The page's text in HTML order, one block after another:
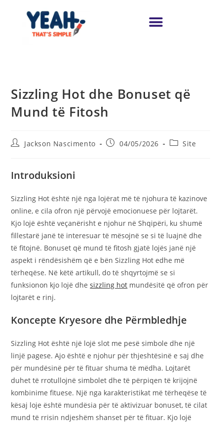
Sizzling Hot dhe Bonuset që
Mund të Fitosh
Jackson Nascimento 04/05/2026 Site
Introduksioni
Sizzling Hot është një nga lojërat më të njohura të kazinove
online, e cila ofron një përvojë emocionuese për lojtarët.
Kjo lojë është veçanërisht e njohur në Shqipëri, ku shumë
fillestarë janë të interesuar të mësojnë se si të luajnë dhe
të fitojnë. Bonuset që mund të fitosh gjatë lojës janë një
aspekt i rëndësishëm që e bën Sizzling Hot edhe më
tërheqëse. Në këtë artikull, do të shqyrtojmë se si
funksionon kjo lojë dhesizzling hot mundësitë që ofron për
lojtarët e rinj.
Koncepte Kryesore dhe Përmbledhje
Sizzling Hot është një lojë slot me pesë simbole dhe një
linjë pagese. Ajo është e njohur për thjeshtësinë e saj dhe
për mundësinë për të fituar shuma të mëdha. Lojtarët
duhet të rrotullojnë simbolet dhe të përpiqen të krijojnë
kombinime fituese. Një nga karakteristikat më tërheqëse të
kësaj loje është mundësia për të aktivizuar bonuset, të cilat
mund të rrisin ndjeshëm shanset për të fituar. Kjo lojë